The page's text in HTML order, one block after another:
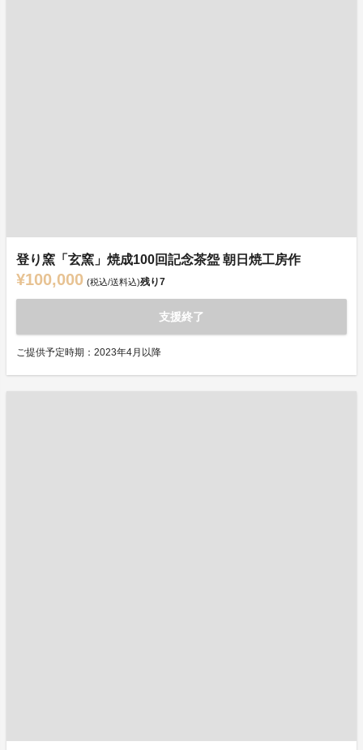
登り窯「玄窯」焼成100回記念茶盌 朝日焼工房作
¥100,000 (税込/送料込)残り7
支援終了
ご提供予定時期：2023年4月以降